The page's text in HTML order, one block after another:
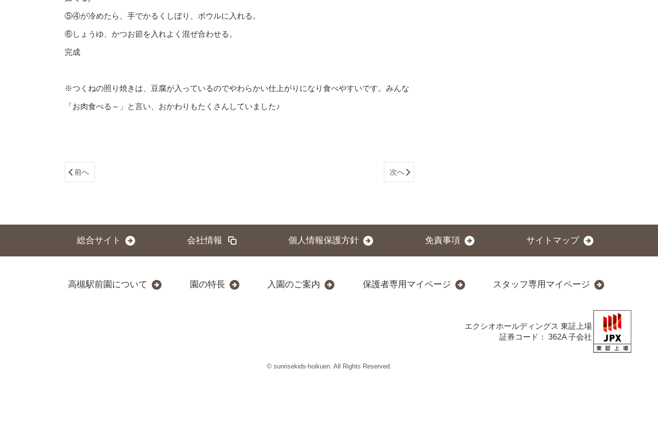
⑤④が冷めたら、手でかるくしぼり、ボウルに入れる。
⑥しょうゆ、かつお節を入れよく混ぜ合わせる。
完成
※つくねの照り焼きは、豆腐が入っているのでやわらかい仕上がりになり食べやすいです。みんな
「お肉食べる～」と言い、おかわりもたくさんしていました♪
前へ 次へ
総合サイト 会社情報 個人情報保護方針 免責事項 サイトマップ
高槻駅前園について 園の特長 入園のご案内 保護者専用マイページ スタッフ専用マイページ
エクシオホールディングス 東証上場
証券コード： 362A 子会社
© sunrisekids-hoikuen. All Rights Reserved.